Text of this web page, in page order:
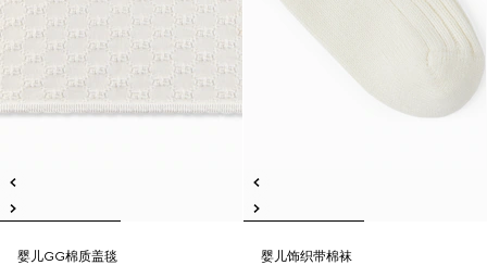
婴儿GG棉质盖毯
婴儿饰织带棉袜